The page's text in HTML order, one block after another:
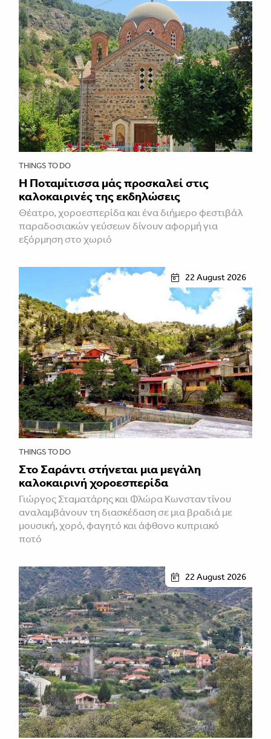
THINGS TO DO
Η Ποταμίτισσα μάς προσκαλεί στις
καλοκαιρινές της εκδηλώσεις
Θέατρο, χοροεσπερίδα και ένα διήμερο φεστιβάλ
παραδοσιακών γεύσεων δίνουν αφορμή για
εξόρμηση στο χωριό
22 August 2026
THINGS TO DO
Στο Σαράντι στήνεται μια μεγάλη
καλοκαιρινή χοροεσπερίδα
Γιώργος Σταματάρης και Φλώρα Κωνσταντίνου
αναλαμβάνουν τη διασκέδαση σε μια βραδιά με
μουσική, χορό, φαγητό και άφθονο κυπριακό
ποτό
22 August 2026